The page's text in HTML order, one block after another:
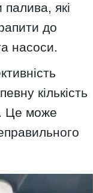
які
до
насоси.
кількість
Це може